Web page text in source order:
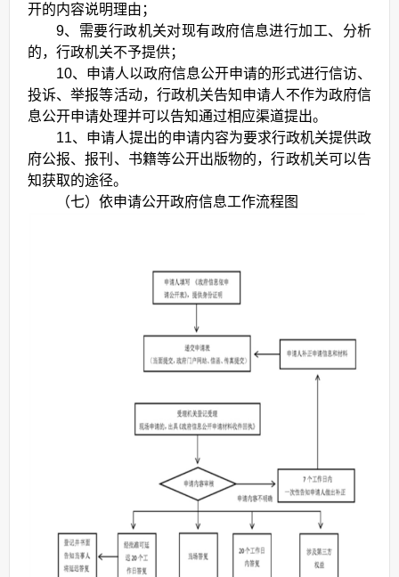
开的内容说明理由；
9、需要行政机关对现有政府信息进行加工、分析
的，行政机关不予提供；
10、申请人以政府信息公开申请的形式进行信访、
投诉、举报等活动，行政机关告知申请人不作为政府信
息公开申请处理并可以告知通过相应渠道提出。
11、申请人提出的申请内容为要求行政机关提供政
府公报、报刊、书籍等公开出版物的，行政机关可以告
知获取的途径。
（七）依申请公开政府信息工作流程图